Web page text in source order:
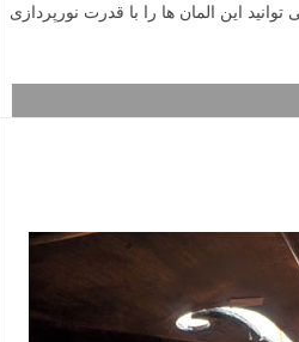
این المان ها را با قدرت نورپردازی